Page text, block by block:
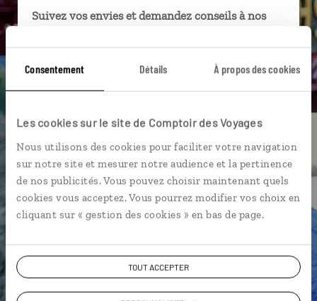
Consentement Détails À propos des cookies
Les cookies sur le site de Comptoir des Voyages
Nous utilisons des cookies pour faciliter votre navigation
sur notre site et mesurer notre audience et la pertinence
de nos publicités. Vous pouvez choisir maintenant quels
cookies vous acceptez. Vous pourrez modifier vos choix en
cliquant sur « gestion des cookies » en bas de page.
TOUT ACCEPTER
Suivez vos envies et demandez conseils à nos
Ils sauront organiser votre itinéraire au plus
près de vos envies et de la réalité du pays.
connectés en agence, mais aussi par email ou
Vous gardez le même interlocuteur avant,
pendant et après votre voyage.
DEMANDER UN DEVIS